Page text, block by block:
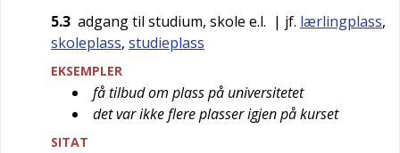
5.3 adgang til studium, skole e.l. | jf. lærlingplass,
skoleplass, studieplass
EKSEMPLER
få tilbud om plass på universitetet
det var ikke flere plasser igjen på kurset
SITAT